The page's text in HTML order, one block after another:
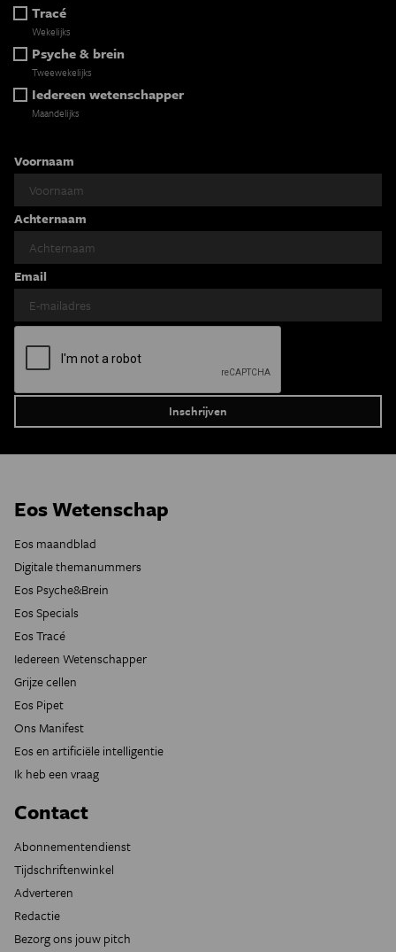
Tracé
Wekelijks
Psyche & brein
Tweewekelijks
Iedereen wetenschapper
Maandelijks
Voornaam
Achternaam
Email
Eos Wetenschap
Eos maandblad
Digitale themanummers
Eos Psyche&Brein
Eos Specials
Eos Tracé
Iedereen Wetenschapper
Grijze cellen
Eos Pipet
Ons Manifest
Eos en artificiële intelligentie
Ik heb een vraag
Contact
Abonnementendienst
Tijdschriftenwinkel
Adverteren
Redactie
Bezorg ons jouw pitch